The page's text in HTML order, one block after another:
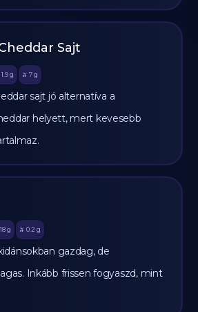
Sajt
1.9g 🫒 7 g
sajt jó alternatíva a
helyett, mert kevesebb
18g 🫒 0.2 g
gazdag, de
Inkább frissen fogyaszd, mint